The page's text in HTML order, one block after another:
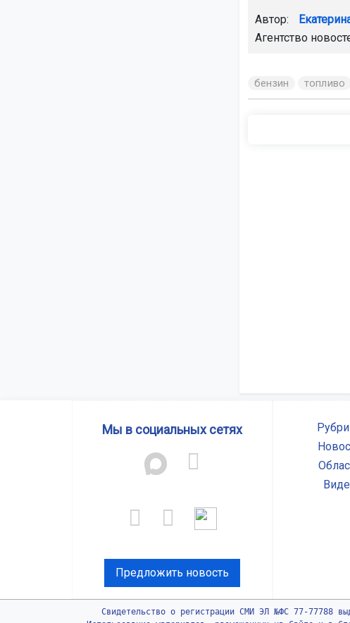
Автор:
Агентство
бензин топливо
Мы в социальных сетях
Предложить новость
Свидетельство о регистрации СМИ ЭЛ №ФС 77-77788